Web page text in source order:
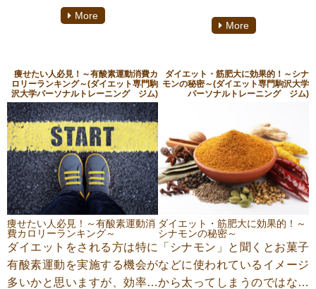
ン」という栄養素です。今回
で、是非『疲労回復に効く！
～タウリンの効果～』をご覧
いただき、ダイエットにご活
用頂ければ幸いです。こちら
の記事は、ダイエット専門パ
ーソナルジム『TRAINER’S
GYM(トレーナーズジム)駒沢
大学』にてパーソナルトレー
ニングをしております、松尾
朋紀がご案内致します。
More
な方におすすめしたい入浴剤
強の入浴剤エプソムソルト
～』をご覧いただき、ダイエ
ければ幸いです。こちらの記
事は、ダイエット専門パーソ
ナルジム『TRAINER’S
GYM(トレーナーズジム)駒沢
大学』にてパーソナルトレー
ニングをしております、松尾
朋紀がご案内致します。
More
痩せたい人必見！～有酸素運動消費カ
ロリーランキング～(ダイエット専門駒
沢大学パーソナルトレーニング ジム)
痩せたい人必見！～有酸素運動消
費カロリーランキング～
ダイエットをされる方は特に
有酸素運動を実施する機会が
多いかと思いますが、効率の
ダイエット・筋肥大に効果的！～シナ
モンの秘密～(ダイエット専門駒沢大学
パーソナルトレーニング ジム)
ダイエット・筋肥大に効果的！～
シナモンの秘密～
「シナモン」と聞くとお菓子
などに使われているイメージ
から太ってしまうのではない